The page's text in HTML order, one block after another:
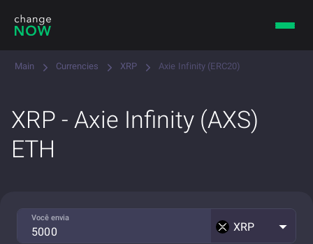
Main Currencies XRP Axie Infinity (ERC20)
XRP - Axie Infinity (AXS)
ETH
Você envia
XRP